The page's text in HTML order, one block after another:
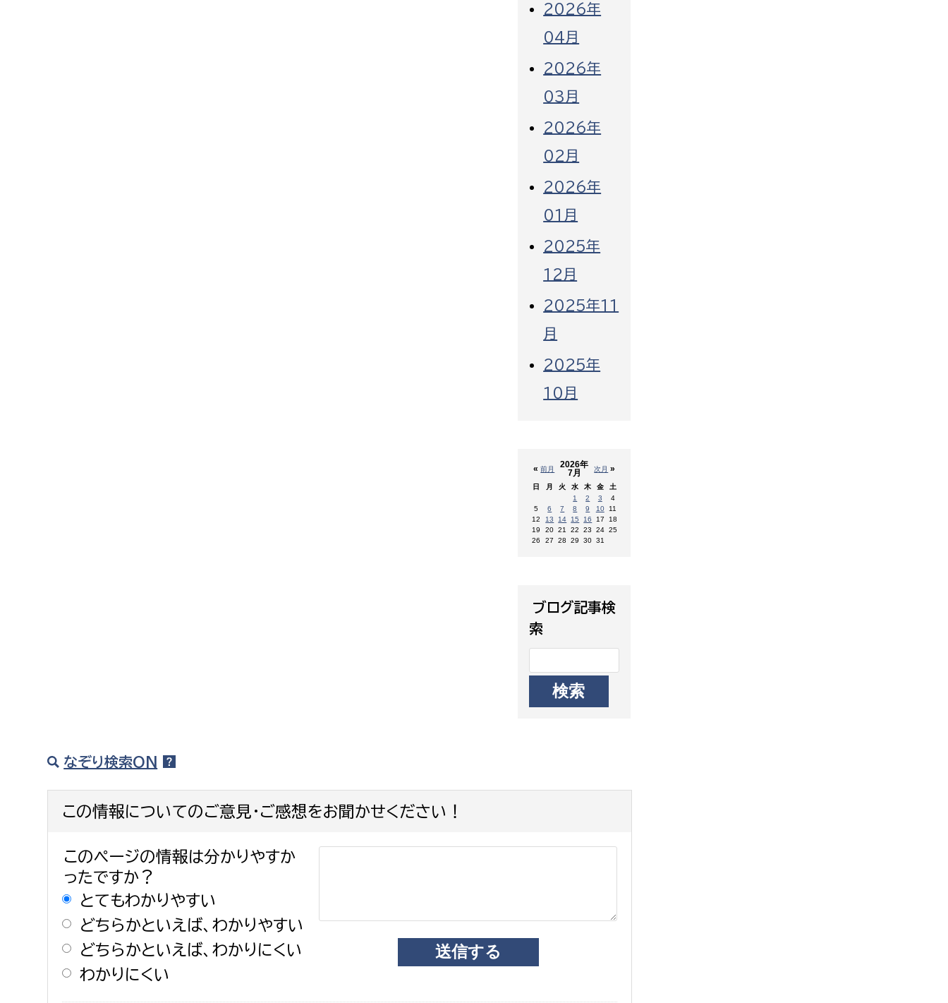
2026年
04月
2026年
03月
2026年
02月
2026年
01月
2025年
12月
2025年11
月
2025年
10月
«前月 次月 »
2026年
7月
日 月 火 水 木 金
土
1
2 3
4
5
6 7 8 9 10
11
12
13 14 15 16 17
18
19
20 21 22 23 24 25
26
27 28 29 30 31
ブログ記事検
索
なぞり検索ON
この情報についてのご意見・ご感想をお聞かせください！
このページの情報は分かりやすか
ったですか？
とてもわかりやすい
どちらかといえば、わかりやすい
どちらかといえば、わかりにくい
わかりにくい